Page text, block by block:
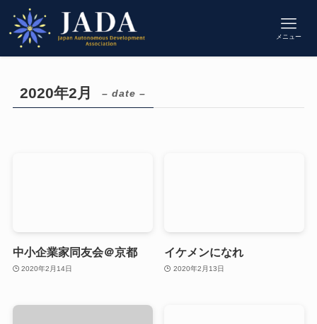
メニュー
2020年2月 – date –
中小企業家同友会＠京都
2020年2月14日
イケメンになれ
2020年2月13日